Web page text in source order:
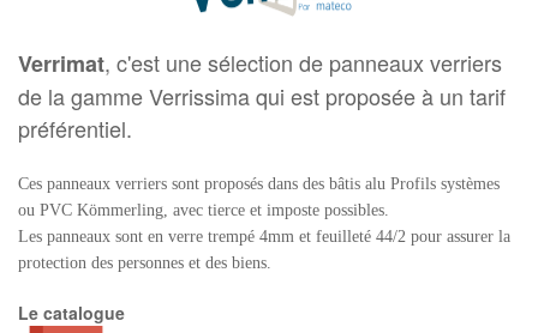
Verrimat, c'est une sélection de panneaux verriers
de la gamme Verrissima qui est proposée à un tarif
préférentiel.
Ces panneaux verriers sont proposés dans des bâtis alu Profils systèmes
ou PVC Kömmerling, avec tierce et imposte possibles.
Les panneaux sont en verre trempé 4mm et feuilleté 44/2 pour assurer la
protection des personnes et des biens.
Le catalogue